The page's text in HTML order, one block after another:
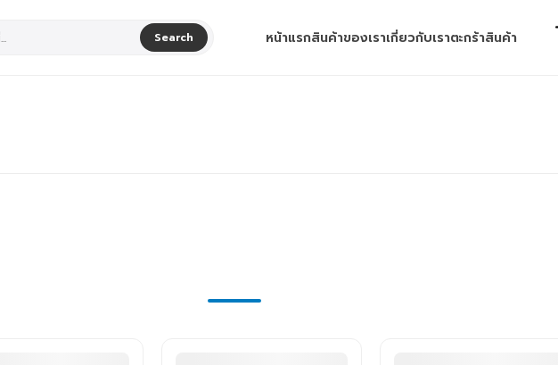
Search หน้าแรกสินค้าของเราเกี่ยวกับเราตะกร้าสินค้า